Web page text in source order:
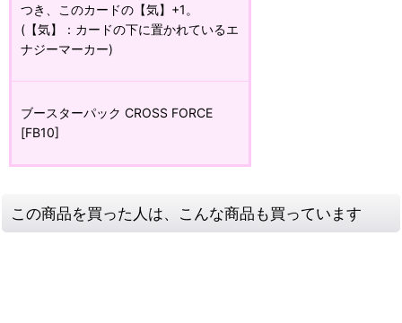
つき、このカードの【気】+1。
(【気】：カードの下に置かれているエ
ナジーマーカー)
ブースターパック CROSS FORCE
[FB10]
この商品を買った人は、こんな商品も買っています